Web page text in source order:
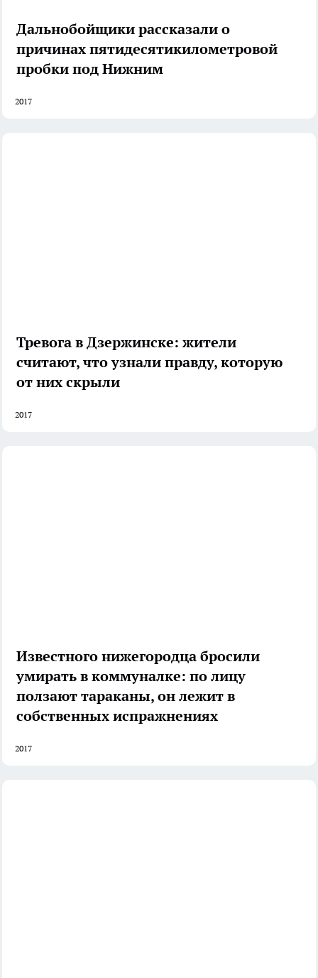
Дальнобойщики рассказали о
причинах пятидесятикилометровой
пробки под Нижним
2017
Тревога в Дзержинске: жители
считают, что узнали правду, которую
от них скрыли
2017
Известного нижегородца бросили
умирать в коммуналке: по лицу
ползают тараканы, он лежит в
собственных испражнениях
2017